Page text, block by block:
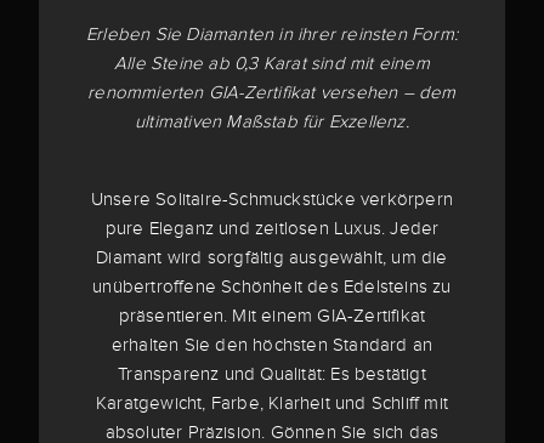
Erleben Sie Diamanten in ihrer reinsten Form:
Alle Steine ab 0,3 Karat sind mit einem
renommierten GIA-Zertifikat versehen – dem
ultimativen Maßstab für Exzellenz.
Unsere Solitaire-Schmuckstücke verkörpern
pure Eleganz und zeitlosen Luxus. Jeder
Diamant wird sorgfältig ausgewählt, um die
unübertroffene Schönheit des Edelsteins zu
präsentieren. Mit einem GIA-Zertifikat
erhalten Sie den höchsten Standard an
Transparenz und Qualität: Es bestätigt
Karatgewicht, Farbe, Klarheit und Schliff mit
absoluter Präzision. Gönnen Sie sich das